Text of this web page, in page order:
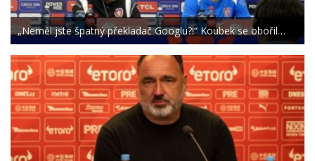
„Neměl jste špatný překladač Googlu?!“ Koubek se obořil…